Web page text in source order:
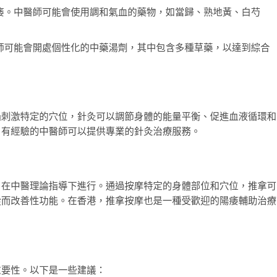
中醫師可能會使用調和氣血的藥物，如當歸、熟地黃、白芍
可能會開處個性化的中藥湯劑，其中包含多種草藥，以達到綜合
激特定的穴位，針灸可以調節身體的能量平衡、促進血液循環和
經驗的中醫師可以提供專業的針灸治療服務。
中醫理論指導下進行。通過按摩特定的身體部位和穴位，推拿可
改善性功能。在香港，推拿按摩也是一種受歡迎的陽痿輔助治療
性。以下是一些建議：